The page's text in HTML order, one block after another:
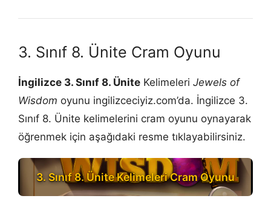
3. Sınıf 8. Ünite Cram Oyunu
İngilizce 3. Sınıf 8. Ünite Kelimeleri Jewels of
Wisdom oyunu ingilizceciyiz.com’da. İngilizce 3.
Sınıf 8. Ünite kelimelerini cram oyunu oynayarak
öğrenmek için aşağıdaki resme tıklayabilirsiniz.
3. Sınıf 8. Ünite Kelimeleri Cram Oyunu